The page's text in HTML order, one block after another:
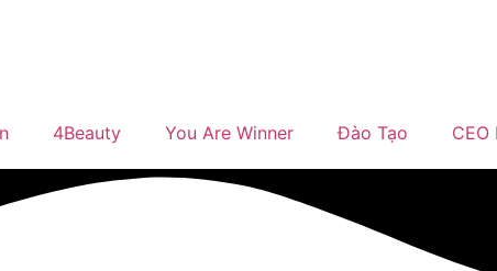
4Beauty You Are Winner Đào Tạo CEO